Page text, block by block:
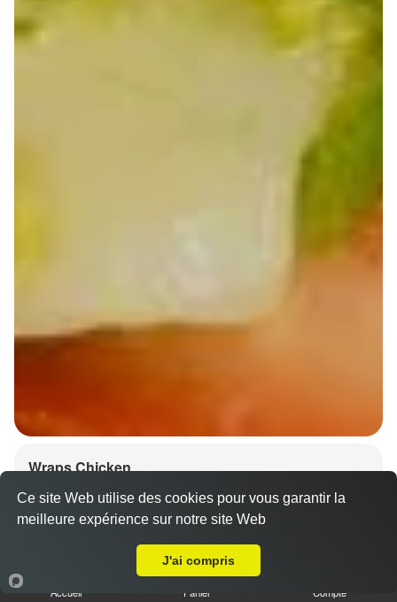
Wraps Chicken
8.50 €
Accueil Panier Compte
Ce site Web utilise des cookies pour vous garantir la
meilleure expérience sur notre site Web
J'ai compris